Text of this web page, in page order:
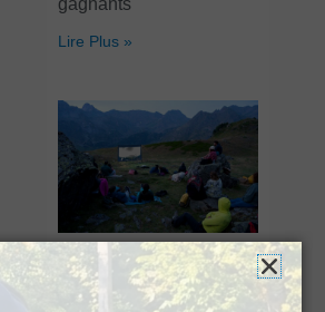
Lire Plus »
Artouste : Le Festival
Image Montagne